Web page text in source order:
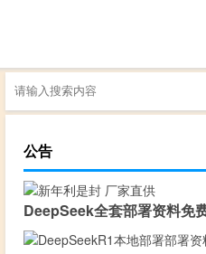
公告
DeepSeek全套部署资料免